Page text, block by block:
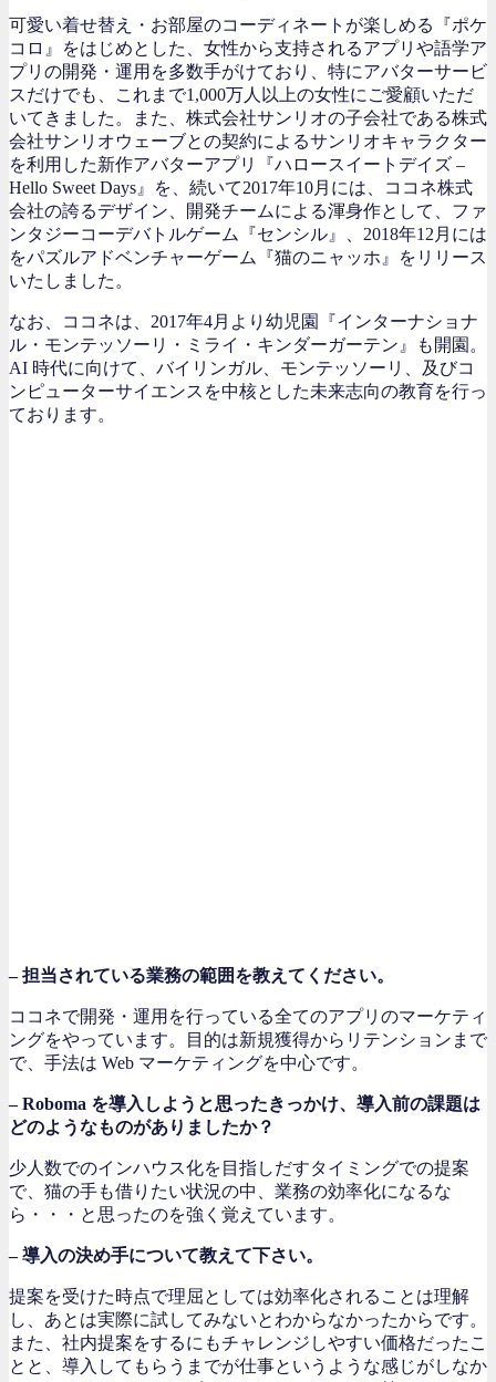
可愛い着せ替え・お部屋のコーディネートが楽しめる『ポケ
コロ』をはじめとした、女性から支持されるアプリや語学ア
プリの開発・運用を多数手がけており、特にアバターサービ
スだけでも、これまで1,000万人以上の女性にご愛顧いただ
いてきました。また、株式会社サンリオの子会社である株式
会社サンリオウェーブとの契約によるサンリオキャラクター
を利用した新作アバターアプリ『ハロースイートデイズ –
Hello Sweet Days』を、続いて2017年10月には、ココネ株式
会社の誇るデザイン、開発チームによる渾身作として、ファ
ンタジーコーデバトルゲーム『センシル』、2018年12月には
をパズルアドベンチャーゲーム『猫のニャッホ』をリリース
いたしました。
なお、ココネは、2017年4月より幼児園『インターナショナ
ル・モンテッソーリ・ミライ・キンダーガーテン』も開園。
AI 時代に向けて、バイリンガル、モンテッソーリ、及びコ
ンピューターサイエンスを中核とした未来志向の教育を行っ
ております。
– 担当されている業務の範囲を教えてください。
ココネで開発・運用を行っている全てのアプリのマーケティ
ングをやっています。目的は新規獲得からリテンションまで
で、手法は Web マーケティングを中心です。
– Roboma を導入しようと思ったきっかけ、導入前の課題は
どのようなものがありましたか？
少人数でのインハウス化を目指しだすタイミングでの提案
で、猫の手も借りたい状況の中、業務の効率化になるな
ら・・・と思ったのを強く覚えています。
– 導入の決め手について教えて下さい。
提案を受けた時点で理屈としては効率化されることは理解
し、あとは実際に試してみないとわからなかったからです。
また、社内提案をするにもチャレンジしやすい価格だったこ
とと、導入してもらうまでが仕事というような感じがしなか